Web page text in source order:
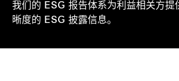
可持续性
我们的 ESG 报告体系为利益相关方提
晰度的 ESG 披露信息。